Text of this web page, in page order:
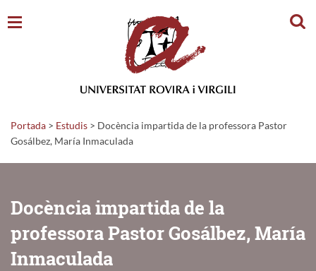
Portada > Estudis > Docència impartida de la professora Pastor
Gosálbez, María Inmaculada
Docència impartida de la
professora Pastor Gosálbez, María
Inmaculada